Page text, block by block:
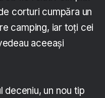
corturi cumpăra un
camping, iar toți cei
aceeași
deceniu, un nou tip